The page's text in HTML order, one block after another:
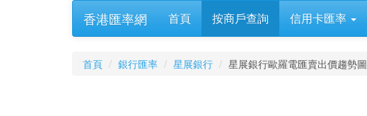
香港匯率網 首頁 按商戶查詢 信用卡匯率
首頁 銀行匯率 星展銀行 星展銀行歐羅電匯賣出價趨勢圖